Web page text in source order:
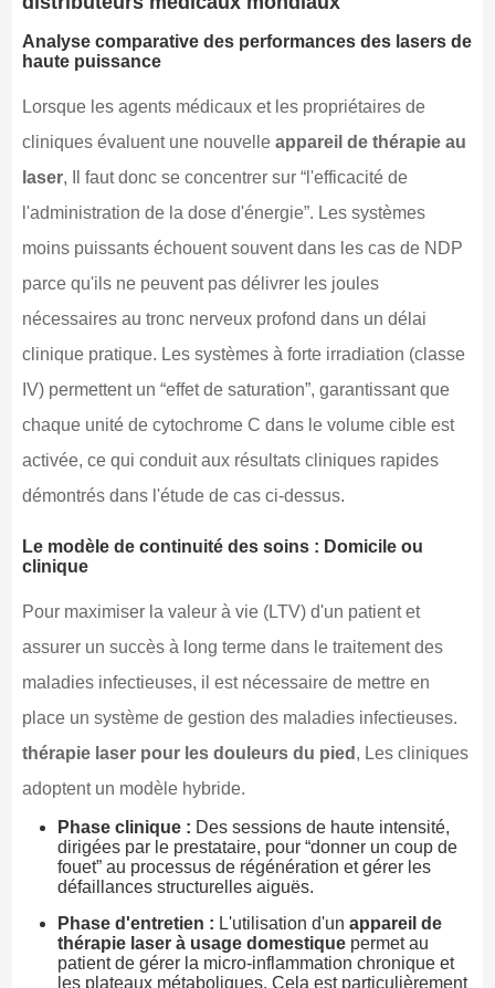
Analyse comparative des performances des lasers de
haute puissance
Lorsque les agents médicaux et les propriétaires de
cliniques évaluent une nouvelle appareil de thérapie au
laser, Il faut donc se concentrer sur “l'efficacité de
l'administration de la dose d'énergie”. Les systèmes
moins puissants échouent souvent dans les cas de NDP
parce qu'ils ne peuvent pas délivrer les joules
nécessaires au tronc nerveux profond dans un délai
clinique pratique. Les systèmes à forte irradiation (classe
IV) permettent un “effet de saturation”, garantissant que
chaque unité de cytochrome C dans le volume cible est
activée, ce qui conduit aux résultats cliniques rapides
démontrés dans l'étude de cas ci-dessus.
Le modèle de continuité des soins : Domicile ou
clinique
Pour maximiser la valeur à vie (LTV) d'un patient et
assurer un succès à long terme dans le traitement des
maladies infectieuses, il est nécessaire de mettre en
place un système de gestion des maladies infectieuses.
thérapie laser pour les douleurs du pied , Les cliniques
adoptent un modèle hybride.
Phase clinique : Des sessions de haute intensité,
dirigées par le prestataire, pour “donner un coup de
fouet” au processus de régénération et gérer les
défaillances structurelles aiguës.
Phase d'entretien : L'utilisation d'un appareil de
thérapie laser à usage domestiquepermet au
patient de gérer la micro-inflammation chronique et
les plateaux métaboliques. Cela est particulièrement